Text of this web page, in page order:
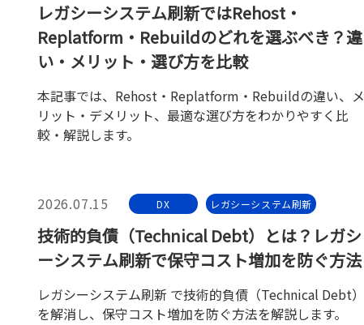
レガシーシステム刷新ではRehost・
Replatform・Rebuildのどれを選ぶべき？違
い・メリット・選び方を比較
本記事では、Rehost・Replatform・Rebuildの違い、メ
リット・デメリット、最適な選び方をわかりやすく比
較・解説します。
2026.07.15 DX レガシーシステム刷新
技術的負債（Technical Debt）とは？レガシ
ーシステム刷新で保守コスト増加を防ぐ方法
レガシーシステム刷新 で技術的負債（Technical Debt）
を解消し、保守コスト増加を防ぐ方法を解説します。